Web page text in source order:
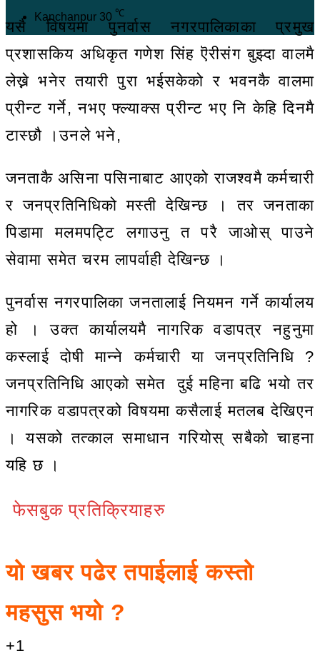
Kanchanpur 30 ℃
यसै विषयमा पुनर्वास नगरपालिकाका प्रमुख
प्रशासकिय अधिकृत गणेश सिंह ऎरीसंग बुझ्दा वालमै
लेख्ने भनेर तयारी पुरा भईसकेको र भवनकै वालमा
प्रीन्ट गर्ने, नभए फ्ल्याक्स प्रीन्ट भए नि केहि दिनमै
टास्छौ ।उनले भने,
जनताकै असिना पसिनाबाट आएको राजश्वमै कर्मचारी
र जनप्रतिनिधिको मस्ती देखिन्छ । तर जनताका
पिडामा मलमपट्टि लगाउनु त परै जाओस् पाउने
सेवामा समेत चरम लापर्वाही देखिन्छ ।
पुनर्वास नगरपालिका जनतालाई नियमन गर्ने कार्यालय
हो । उक्त कार्यालयमै नागरिक वडापत्र नहुनुमा
कस्लाई दोषी मान्ने कर्मचारी या जनप्रतिनिधि ?
जनप्रतिनिधि आएको समेत दुई महिना बढि भयो तर
नागरिक वडापत्रको विषयमा कसैलाई मतलब देखिएन
। यसको तत्काल समाधान गरियोस् सबैको चाहना
यहि छ ।
फेसबुक प्रतिक्रियाहरु
यो खबर पढेर तपाईलाई कस्तो
महसुस भयो ?
+1